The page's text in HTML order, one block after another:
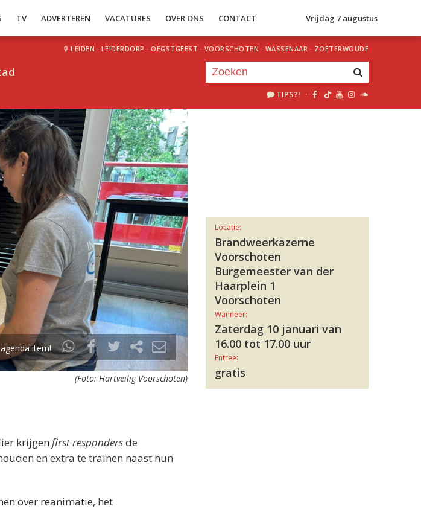
TV ADVERTEREN VACATURES OVER ONS CONTACT Vrijdag 7 augustus
LEIDEN · LEIDERDORP · OEGSTGEEST · VOORSCHOTEN · WASSENAAR · ZOETERWOUDE
TIPS?! ·
agenda item!
(Foto: Hartveilig Voorschoten)
Locatie:
Brandweerkazerne
Voorschoten
Burgemeester van der
Haarplein 1
Voorschoten
Wanneer:
Zaterdag 10 januari van
16.00 tot 17.00 uur
Entree:
gratis
krijgen first respondersde
en extra te trainen naast hun
over reanimatie, het